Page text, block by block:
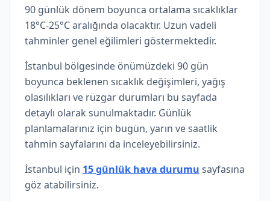
90 günlük dönem boyunca ortalama sıcaklıklar
18°C-25°C aralığında olacaktır. Uzun vadeli
tahminler genel eğilimleri göstermektedir.
İstanbul bölgesinde önümüzdeki 90 gün
boyunca beklenen sıcaklık değişimleri, yağış
olasılıkları ve rüzgar durumları bu sayfada
detaylı olarak sunulmaktadır. Günlük
planlamalarınız için bugün, yarın ve saatlik
tahmin sayfalarını da inceleyebilirsiniz.
İstanbul için 15 günlük hava durumu sayfasına
göz atabilirsiniz.